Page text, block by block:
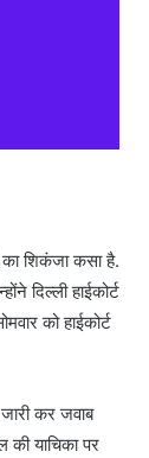
का शिकंजा कसा है.
दिल्ली हाईकोर्ट
को हाईकोर्ट
कर जवाब
की याचिका पर